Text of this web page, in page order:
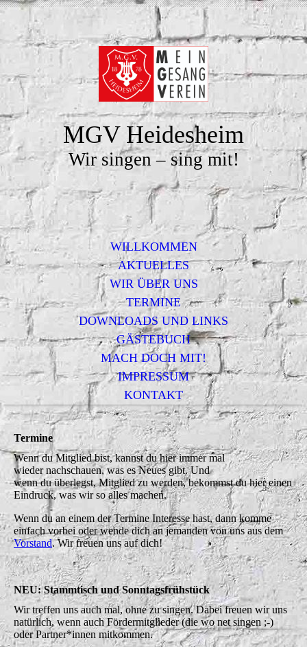
MGV Heidesheim
Wir singen – sing mit!
WILLKOMMEN
AKTUELLES
WIR ÜBER UNS
TERMINE
DOWNLOADS UND LINKS
GÄSTEBUCH
MACH DOCH MIT!
IMPRESSUM
KONTAKT
Termine
Wenn du Mitglied bist, kannst du hier immer mal
wieder nachschauen, was es Neues gibt. Und
wenn du überlegst, Mitglied zu werden, bekommst du hier einen
Eindruck, was wir so alles machen.
Wenn du an einem der Termine Interesse hast, dann komme
einfach vorbei oder wende dich an jemanden von uns aus dem
Vorstand. Wir freuen uns auf dich!
NEU: Stammtisch und Sonntagsfrühstück
Wir treffen uns auch mal, ohne zu singen. Dabei freuen wir uns
natürlich, wenn auch Fördermitglieder (die wo net singen ;-)
oder Partner*innen mitkommen.